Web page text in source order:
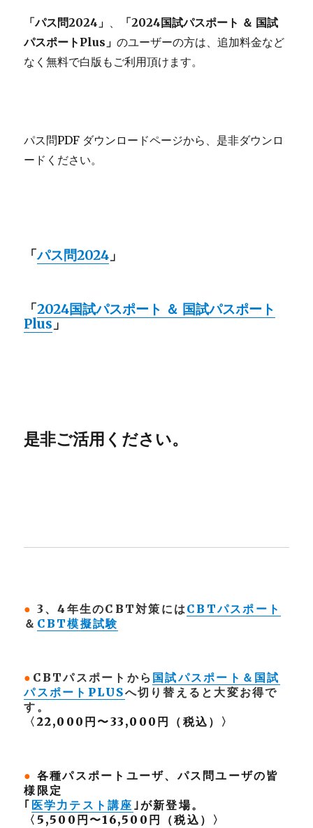
「パス問2024」 、
「2024国試パスポート ＆ 国試
パスポートPlus」のユーザーの方は、追加料金など
なく無料で白版もご利用頂けます。
パス問PDF ダウンロードページから、是非ダウンロ
ードください。
「パス問2024 」
「2024国試パスポート ＆ 国試パスポート
Plus」
是非ご活用ください。
● 3、4年生のCBT対策にはCBTパスポート
＆ CBT模擬試験
● CBTパスポートから 国試パスポート＆国試
パスポートPLUSへ切り替えると大変お得で
す。
〈 22,000円〜33,000円（税込）〉
● 各種パスポートユーザ、パス問ユーザの皆
様限定
｢ 医学力テスト講座 ｣が新登場。
〈5,500円〜16,500円（税込）〉